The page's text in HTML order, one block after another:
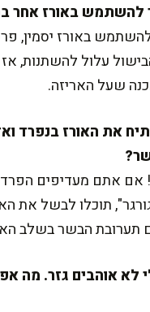
להשתמש באורז יסמין,
עלול להשתנות,
שעל האריזה.
את האורז בנפרד
אם אתם מעדיפים
תוכלו לבשל את
תערובת הבשר בשלב
לא אוהבים גזר. מה